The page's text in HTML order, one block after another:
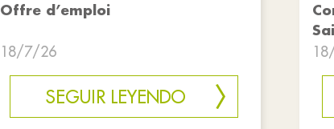
Offre d’emploi
18/7/26
SEGUIR LEYENDO